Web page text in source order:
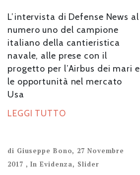
L’intervista di Defense News al
numero uno del campione
italiano della cantieristica
navale, alle prese con il
progetto per l’Airbus dei mari e
le opportunità nel mercato
Usa
LEGGI TUTTO
di Giuseppe Bono, 27 Novembre
2017 ,In Evidenza, Slider